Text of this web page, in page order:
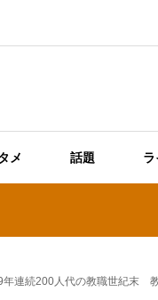
メ 話題
連続200人代の教職世紀末